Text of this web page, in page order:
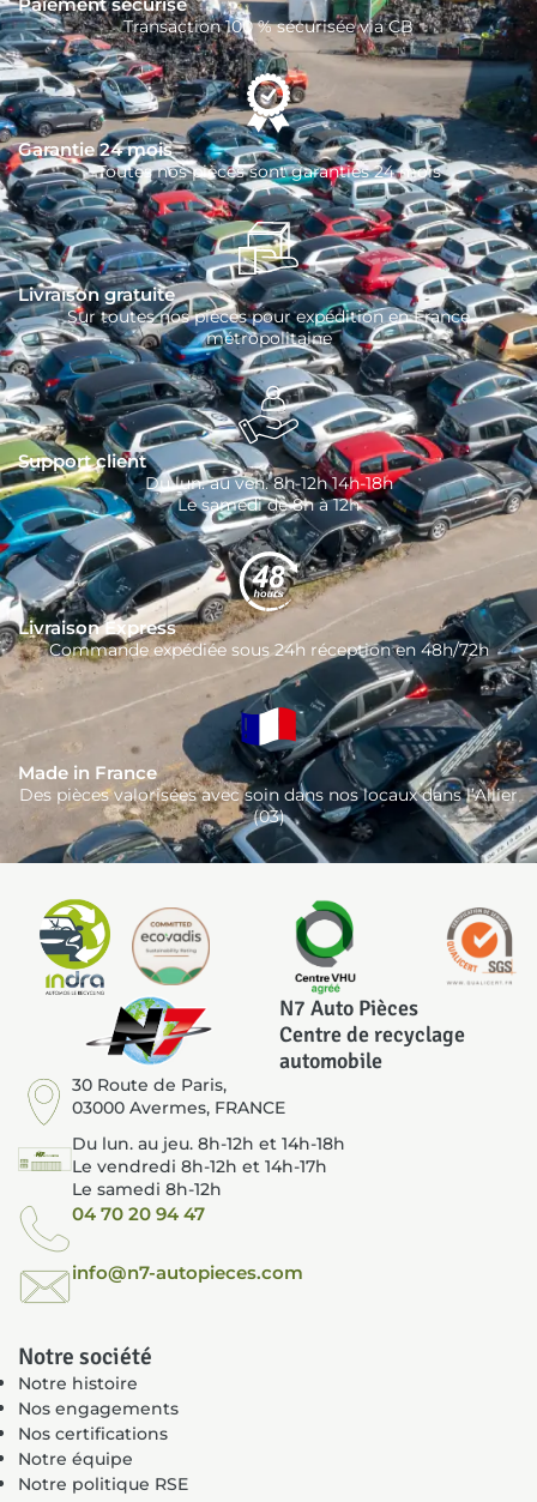
Transaction 100 % sécurisée via CB
Garantie 24 mois
Toutes nos pièces sont garanties 24 mois
Livraison gratuite
Sur toutes nos pièces pour expédition en France
métropolitaine
Support client
Du lun. au ven. 8h-12h 14h-18h
Le samedi de 8h à 12h
Livraison Express
Commande expédiée sous 24h réception en 48h/72h
Made in France
Des pièces valorisées avec soin dans nos locaux dans l’Allier
(03)
N7 Auto Pièces
Centre de recyclage
automobile
30 Route de Paris,
03000 Avermes, FRANCE
Du lun. au jeu. 8h-12h et 14h-18h
Le vendredi 8h-12h et 14h-17h
Le samedi 8h-12h
04 70 20 94 47
info@n7-autopieces.com
Notre société
Notre histoire
Nos engagements
Nos certifications
Notre équipe
Notre politique RSE